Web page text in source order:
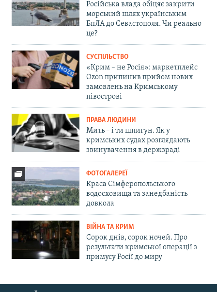
Російська влада обіцяє закрити
морський шлях українським
БпЛА до Севастополя. Чи реально
це?
СУСПІЛЬСТВО
«Крим – не Росія»: маркетплейс
Ozon припинив прийом нових
замовлень на Кримському
півострові
ПРАВА ЛЮДИНИ
Мить – і ти шпигун. Як у
кримських судах розглядають
звинувачення в держзраді
ФОТОГАЛЕРЕЇ
Краса Сімферопольського
водосховища та занедбаність
довкола
ВІЙНА ТА КРИМ
Сорок днів, сорок ночей. Про
результати кримської операції з
примусу Росії до миру